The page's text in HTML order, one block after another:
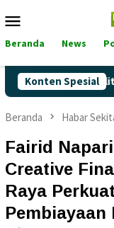
ke
Mobile
Beranda News
Konten Spesial
Pertalite
Beranda Habar
Fairid
Creative
Raya
Pembiayaan